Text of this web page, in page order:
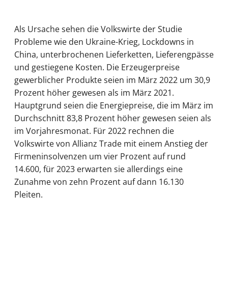
Als Ursache sehen die Volkswirte der Studie
Probleme wie den Ukraine-Krieg, Lockdowns in
China, unterbrochenen Lieferketten, Lieferengpässe
und gestiegene Kosten. Die Erzeugerpreise
gewerblicher Produkte seien im März 2022 um 30,9
Prozent höher gewesen als im März 2021.
Hauptgrund seien die Energiepreise, die im März im
Durchschnitt 83,8 Prozent höher gewesen seien als
im Vorjahresmonat. Für 2022 rechnen die
Volkswirte von Allianz Trade mit einem Anstieg der
Firmeninsolvenzen um vier Prozent auf rund
14.600, für 2023 erwarten sie allerdings eine
Zunahme von zehn Prozent auf dann 16.130
Pleiten.